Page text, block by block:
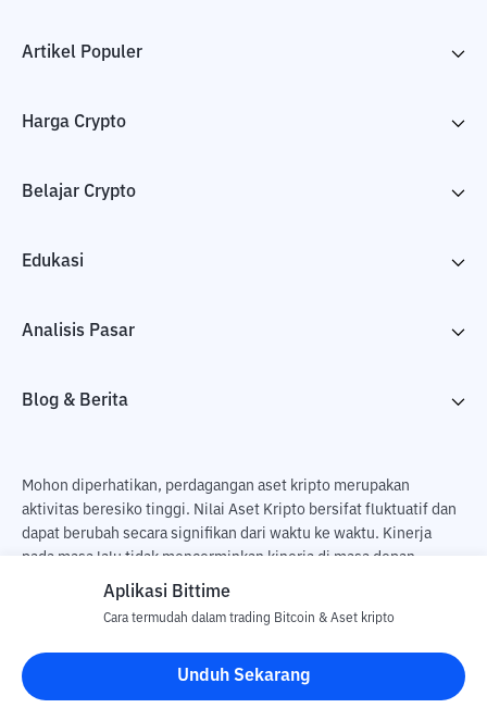
Artikel Populer
Harga Crypto
Belajar Crypto
Edukasi
Analisis Pasar
Blog & Berita
Mohon diperhatikan, perdagangan aset kripto merupakan
aktivitas beresiko tinggi. Nilai Aset Kripto bersifat fluktuatif dan
dapat berubah secara signifikan dari waktu ke waktu. Kinerja
pada masa lalu tidak mencerminkan kinerja di masa depan.
Terdapat risiko kehilangan sebagai dampak dari membeli dan
pengguna. PT Utama Aset Digital Indonesia (Bittime) tidak
bertanggung jawab atas perubahan fluktuasi dari nilai tukar Aset
Kripto.
Aplikasi Bittime
Cara termudah dalam trading Bitcoin & Aset kripto
Unduh Sekarang